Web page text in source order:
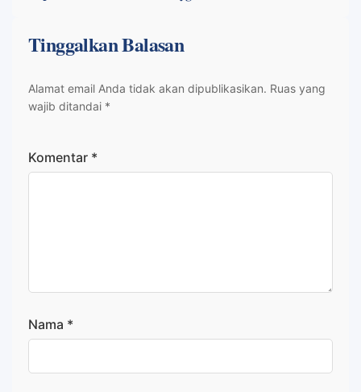
Tinggalkan Balasan
Alamat email Anda tidak akan dipublikasikan. Ruas yang
wajib ditandai *
Komentar *
Nama *